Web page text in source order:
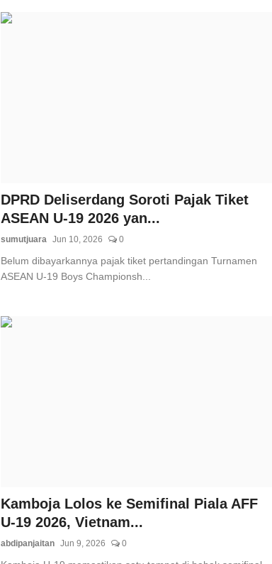
DPRD Deliserdang Soroti Pajak Tiket
ASEAN U-19 2026 yan...
sumutjuara Jun 10, 2026 0
Belum dibayarkannya pajak tiket pertandingan Turnamen
ASEAN U-19 Boys Championsh...
Kamboja Lolos ke Semifinal Piala AFF
U-19 2026, Vietnam...
abdipanjaitan Jun 9, 2026 0